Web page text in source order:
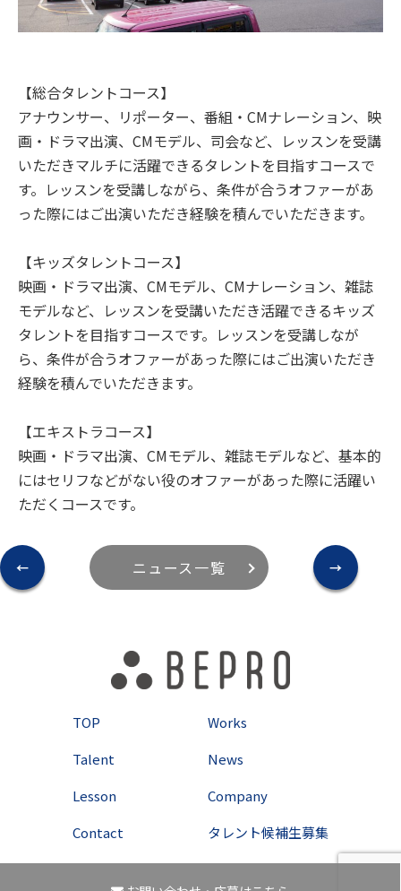
【総合タレントコース】
アナウンサー、リポーター、番組・CMナレーション、映
画・ドラマ出演、CMモデル、司会など、レッスンを受講
いただきマルチに活躍できるタレントを目指すコースで
す。レッスンを受講しながら、条件が合うオファーがあ
った際にはご出演いただき経験を積んでいただきます。
【キッズタレントコース】
映画・ドラマ出演、CMモデル、CMナレーション、雑誌
モデルなど、レッスンを受講いただき活躍できるキッズ
タレントを目指すコースです。レッスンを受講しなが
ら、条件が合うオファーがあった際にはご出演いただき
経験を積んでいただきます。
【エキストラコース】
映画・ドラマ出演、CMモデル、雑誌モデルなど、基本的
にはセリフなどがない役のオファーがあった際に活躍い
ただくコースです。
← ニュース一覧 →
TOP
Works
Talent
News
Lesson
Company
Contact
タレント候補生募集